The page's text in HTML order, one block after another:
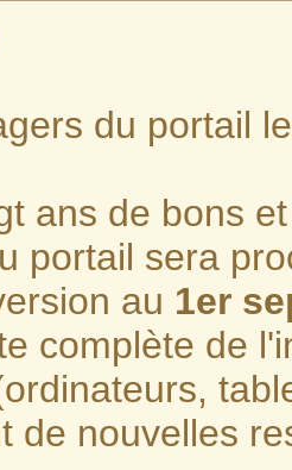
du portail
ans de bons
portail sera
au 1er
complète de
de nouvelles